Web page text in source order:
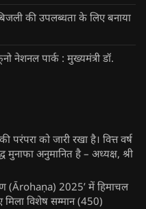
की उपलब्धता के लिए बनाया
नेशनल पार्क : मुख्यमंत्री डॉ.
को जारी रखा है। वित्त वर्ष
अनुमानित है – अध्यक्ष, श्री
(Ārohaṇa) 2025’ में हिमाचल
मिला विशेष सम्मान (450)